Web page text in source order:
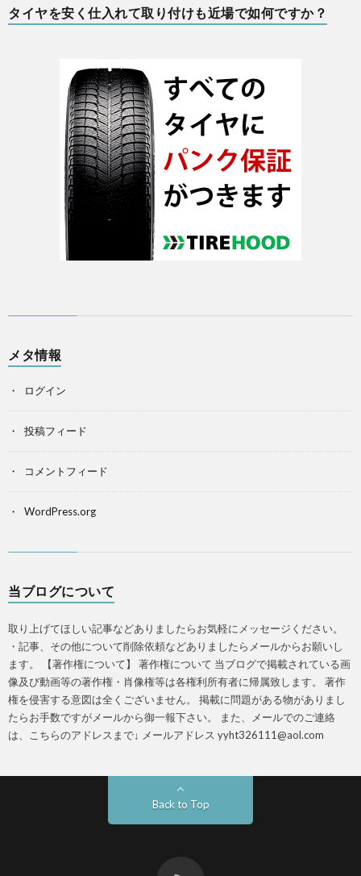
タイヤを安く仕入れて取り付けも近場で如何ですか？
メタ情報
ログイン
投稿フィード
コメントフィード
WordPress.org
当ブログについて
取り上げてほしい記事などありましたらお気軽にメッセージください。
・記事、その他について削除依頼などありましたらメールからお願いし
ます。 【著作権について】 著作権について 当ブログで掲載されている画
像及び動画等の著作権・肖像権等は各権利所有者に帰属致します。 著作
権を侵害する意図は全くございません。 掲載に問題がある物がありまし
たらお手数ですがメールから御一報下さい。 また、メールでのご連絡
は、こちらのアドレスまで↓ メールアドレス yyht326111@aol.com
Back to Top